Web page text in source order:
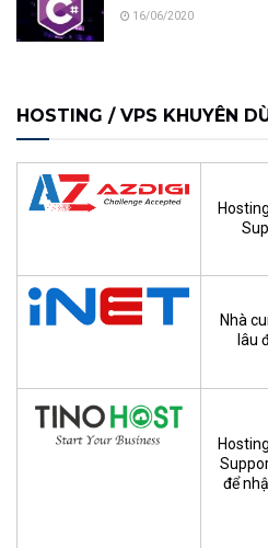
16/06/2020
HOSTING / VPS KHUYÊN
Nhà
lâu
để